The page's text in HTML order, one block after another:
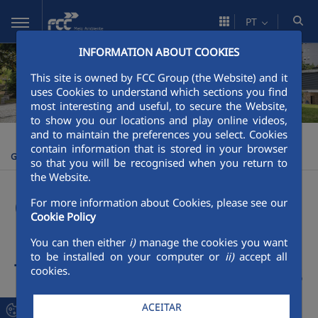
Pular para o Conteúdo principal
INFORMATION ABOUT COOKIES
This site is owned by FCC Group (the Website) and it
uses Cookies to understand which sections you find
most interesting and useful, to secure the Website,
to show you our locations and play online videos,
and to maintain the preferences you select. Cookies
contain information that is stored in your browser
so that you will be recognised when you return to
the Website.
For more information about Cookies, please see our
Cookie Policy
You can then either i)manage the cookies you want
to be installed on your computer or ii)accept all
cookies.
ACEITAR
PT
FCC Meio Ambiente >Serviços >Serviços >Operação e
Gestão de Unidades de Tratamento de Resíduos
Operação e Gestão de
Unidades de
Tratamento de Resíduos